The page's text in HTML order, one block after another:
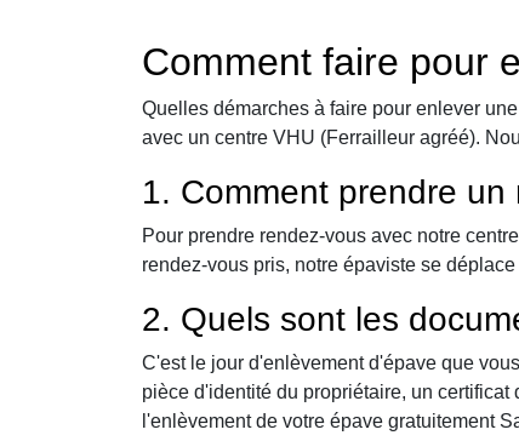
Comment faire pour
Quelles démarches à faire pour enlever
avec un centre VHU (Ferrailleur agréé).
1. Comment prendre
Pour prendre rendez-vous avec notre
rendez-vous pris, notre épaviste se
2. Quels sont les
C'est le jour d'enlèvement d'épave que
pièce d'identité du propriétaire, un
l'enlèvement de votre épave gratuitement